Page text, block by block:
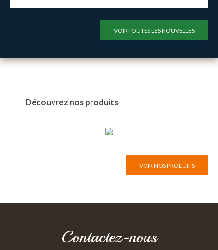
VOIR TOUTES LES NOUVELLES
Découvrez nos produits
VOIR NOS PRODUITS
Contactez-nous